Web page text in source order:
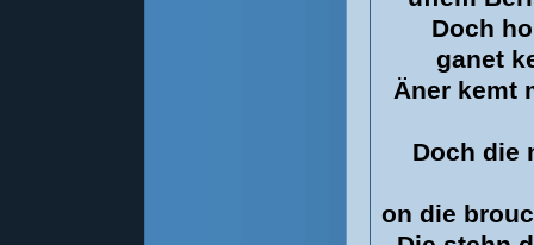
Doch
ganet
Äner kemt
Doch die
on die